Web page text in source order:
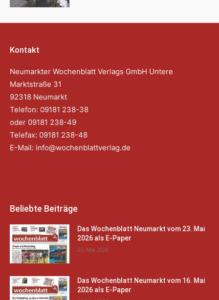
Kontakt
Neumarkter Wochenblatt Verlags GmbH Untere
Marktstraße 31
92318 Neumarkt
Telefon: 09181 238-38
oder 09181 238-49
Telefax: 09181 238-48
E-Mail: info@wochenblattverlag.de
Beliebte Beiträge
Das Wochenblatt Neumarkt vom 23. Mai
2026 als E-Paper
23. Mai 2026
Das Wochenblatt Neumarkt vom 16. Mai
2026 als E-Paper